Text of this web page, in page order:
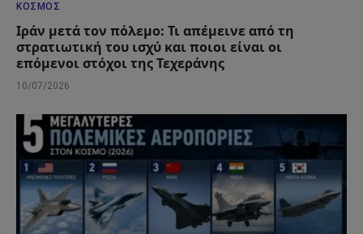
ΚΌΣΜΟΣ
Ιράν μετά τον πόλεμο: Τι απέμεινε από τη
στρατιωτική του ισχύ και ποιοι είναι οι
επόμενοι στόχοι της Τεχεράνης
10/07/2026